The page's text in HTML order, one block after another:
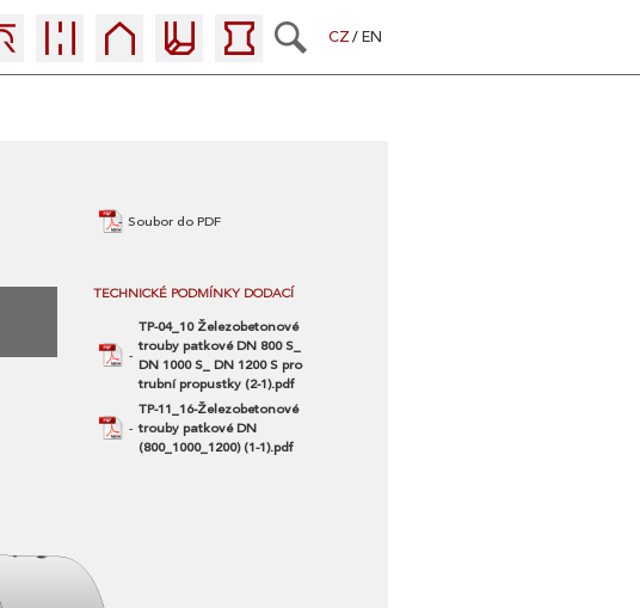
CZ EN
Soubor do PDF
TECHNICKÉ PODMÍNKY DODACÍ
TP-04_10 Železobetonové
trouby patkové DN 800 S_
DN 1000 S_ DN 1200 S pro
trubní propustky (2-1).pdf
TP-11_16-Železobetonové
trouby patkové DN
(800_1000_1200) (1-1).pdf